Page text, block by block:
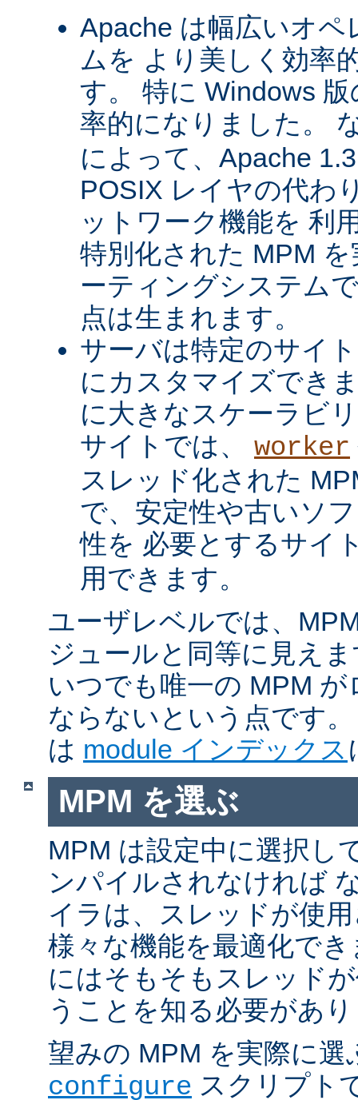
Apache は幅広いオ
ムを より美しく効率
す。 特に Windows
率的になりました。
によって、Apache
POSIX レイヤの代わ
ットワーク機能を 利
特別化された MPM
ーティングシステム
点は生まれます。
サーバは特定のサイ
にカスタマイズでき
に大きなスケーラビ
サイトでは、 worker
スレッド化された
で、安定性や古いソ
性を 必要とするサイ
用できます。
ユーザレベルでは、
ジュールと同等に見え
いつでも唯一の MPM
ならないという点です
は module インデックス
MPM を選ぶ
MPM は設定中に選択し
ンパイルされなければ
イラは、スレッドが使
様々な機能を最適化で
にはそもそもスレッド
うことを知る必要があ
望みの MPM を実際に選
configure スクリプト